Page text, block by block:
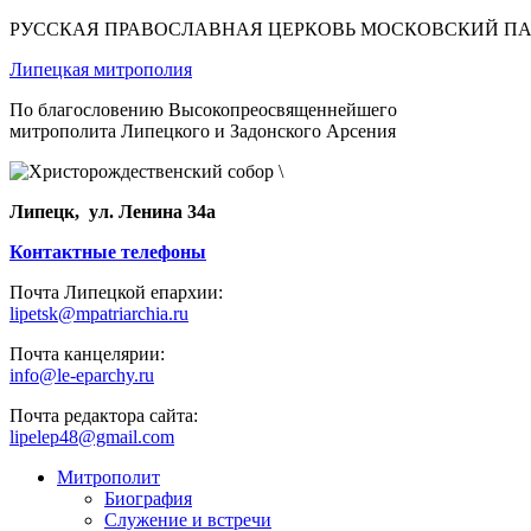
РУССКАЯ ПРАВОСЛАВНАЯ ЦЕРКОВЬ МОСКОВСКИЙ
Липецкая митрополия
По благословению Высокопреосвященнейшего
митрополита Липецкого и Задонского Арсения
Липецк, ул. Ленина 34а
Контактные телефоны
Почта Липецкой епархии:
lipetsk@mpatriarchia.ru
Почта канцелярии:
info@le-eparchy.ru
Почта редактора сайта:
lipelep48@gmail.com
Митрополит
Биография
Служение и встречи